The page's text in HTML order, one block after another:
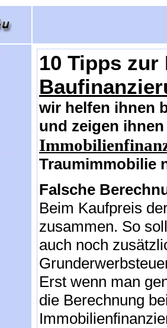
10 Tipps
wir helfen ihnen
und zeigen
Traumimmobilie
Falsche
Beim Kaufpreis
zusammen. So
auch noch
Erst wenn man
die Berechnung